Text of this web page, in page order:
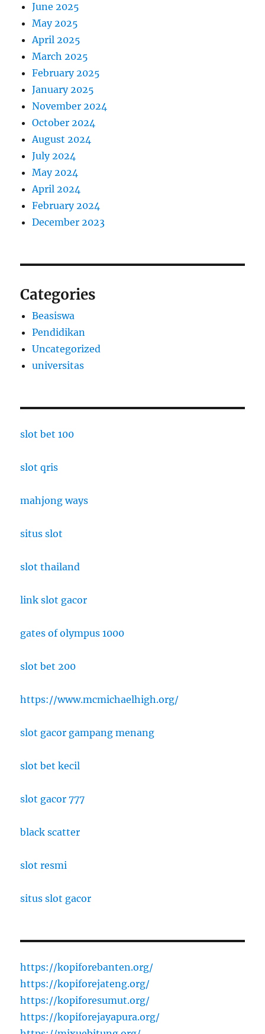
June 2025
May 2025
April 2025
March 2025
February 2025
January 2025
November 2024
October 2024
August 2024
July 2024
May 2024
April 2024
February 2024
December 2023
Categories
Beasiswa
Pendidikan
Uncategorized
universitas
slot bet 100
slot qris
mahjong ways
situs slot
slot thailand
link slot gacor
gates of olympus 1000
slot bet 200
https://www.mcmichaelhigh.org/
slot gacor gampang menang
slot bet kecil
slot gacor 777
black scatter
slot resmi
situs slot gacor
https://kopiforebanten.org/
https://kopiforejateng.org/
https://kopiforesumut.org/
https://kopiforejayapura.org/